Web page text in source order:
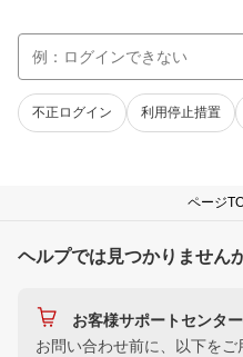
不正ログイン 利用停止措置
ページ
ヘルプでは見つかりません
お客様サポートセンタ
お問い合わせ前に、以下をご